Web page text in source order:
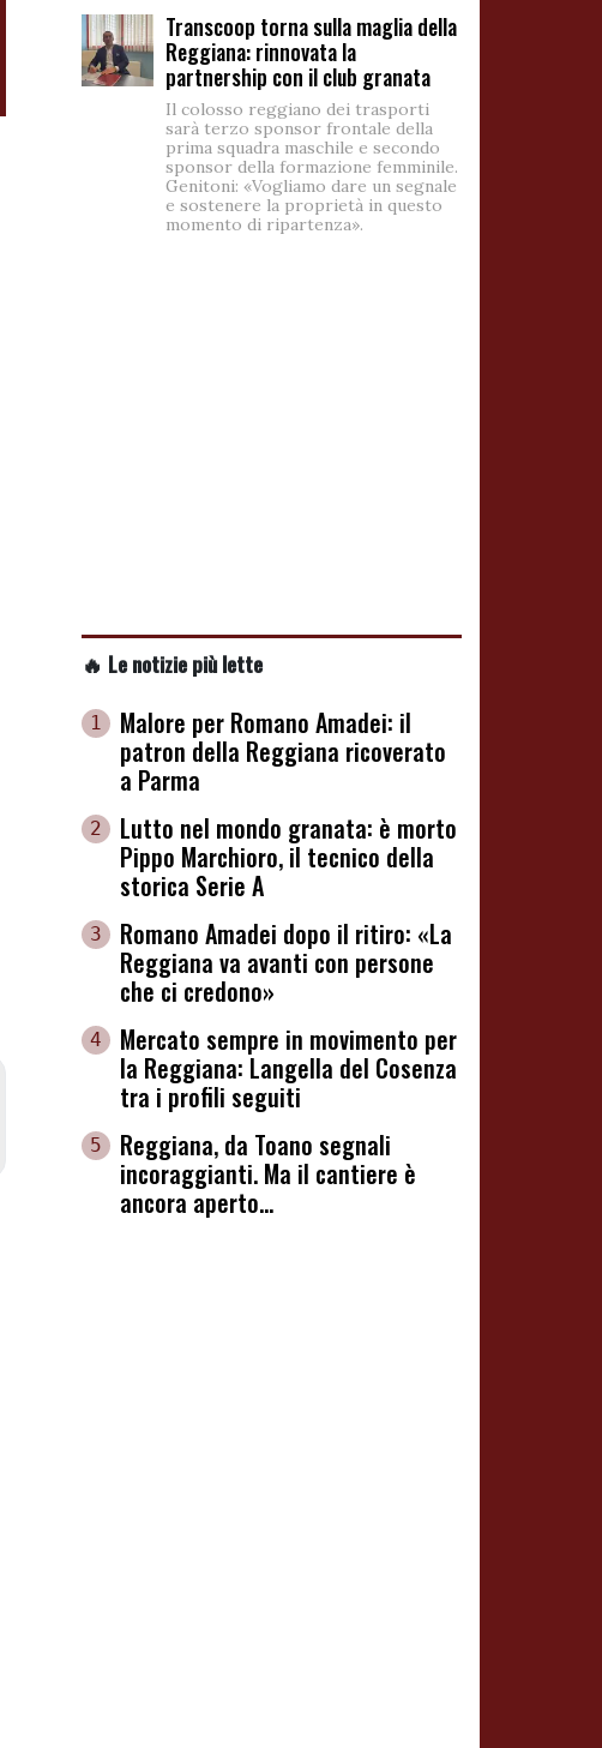
Transcoop torna sulla maglia della
Reggiana: rinnovata la
partnership con il club granata
Il colosso reggiano dei trasporti
sarà terzo sponsor frontale della
prima squadra maschile e secondo
sponsor della formazione femminile.
Genitoni: «Vogliamo dare un segnale
e sostenere la proprietà in questo
momento di ripartenza».
🔥 Le notizie più lette
1
Malore per Romano Amadei: il
patron della Reggiana ricoverato
a Parma
2
Lutto nel mondo granata: è morto
Pippo Marchioro, il tecnico della
storica Serie A
3
Romano Amadei dopo il ritiro: «La
Reggiana va avanti con persone
che ci credono»
4
Mercato sempre in movimento per
la Reggiana: Langella del Cosenza
tra i profili seguiti
5
Reggiana, da Toano segnali
incoraggianti. Ma il cantiere è
ancora aperto...